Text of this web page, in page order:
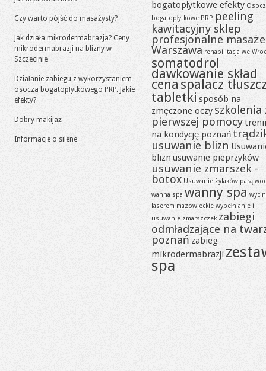
Czy warto pójść do masażysty?
Jak działa mikrodermabrazja? Ceny
mikrodermabrazji na blizny w
Szczecinie
Działanie zabiegu z wykorzystaniem
osocza bogatopłytkowego PRP. Jakie
efekty?
Dobry makijaż
Informacje o silene
bogatopłytkowe efekty
bogatopłytkowe PRP peeling
kawitacyjny sklep
profesjonalne masaże
Warszawa rehabilitacja we
somatodrol
dawkowanie skład
cena spalacz
tabletki sposób na
zmęczone oczy szkolenia
pierwszej pomocy
na kondycję poznań
usuwanie blizn
blizn usuwanie pieprzyków
usuwanie zmarszek -
botox Usuwanie żylaków parą
wanna spa wanny spa
laserem mazowieckie wypełnianie i
usuwanie zmarszczek zabiegi
odmładzające na
poznań zabieg
mikrodermabrazji
spa